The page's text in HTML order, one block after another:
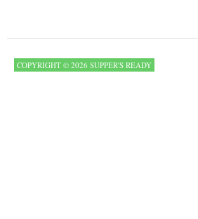
COPYRIGHT © 2026 SUPPER'S READY